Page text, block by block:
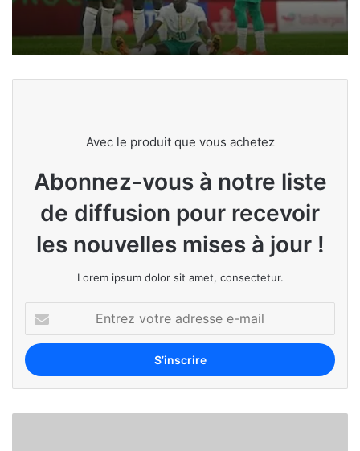
Avec le produit que vous achetez
Abonnez-vous à notre liste
de diffusion pour recevoir
les nouvelles mises à jour !
Lorem ipsum dolor sit amet, consectetur.